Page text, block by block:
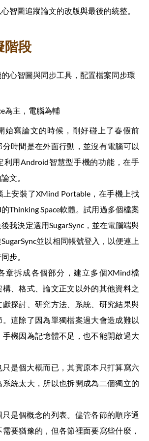
智圖追蹤論文的改版與最後的統整。
階段
心智圖與同步工具，配置檔案同步環
為主，電腦為輔
始寫論文的時候，剛好碰上了春假前
時間是在外面行動，並沒有電腦可以
利用Android智慧型手機的功能，在手
文。
上安裝了XMind Portable，在手機上找
Thinking Space軟體。試用過多個檔案
我決定選用SugarSync，並在電腦端與
並以相同帳號登入，以便連上
步。
章拆成各個部分，建立多個XMind檔
、格式、論文正文以外的其他資料之
探討、研究方法、系統、研究結果與
這除了因為單獨檔案過大會造成難以
機因為記憶體不足，也不能開啟過大
是個大概而已，其實原本只打算寫六
統太大，所以也拆開成為二個獨立的
是個概念的列表。儘管各節的順序通
要猶豫的，但各節裡面要寫些什麼，